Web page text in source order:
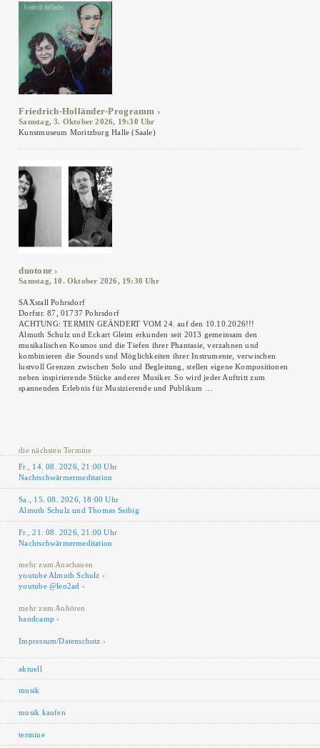
Friedrich-Holländer-Programm
Samstag, 3. Oktober 2026, 19:30 Uhr
Kunstmuseum Moritzburg Halle (Saale)
duotone
Samstag, 10. Oktober 2026, 19:30 Uhr
SAXstall Pohrsdorf
Dorfstr. 87, 01737 Pohrsdorf
ACHTUNG: TERMIN GEÄNDERT VOM 24. auf den 10.10.2026!!!
Almuth Schulz und Eckart Gleim erkunden seit 2013 gemeinsam den
musikalischen Kosmos und die Tiefen ihrer Phantasie, verzahnen und
kombinieren die Sounds und Möglichkeiten ihrer Instrumente, verwischen
lustvoll Grenzen zwischen Solo und Begleitung, stellen eigene Kompositionen
neben inspirierende Stücke anderer Musiker. So wird jeder Auftritt zum
spannenden Erlebnis für Musizierende und Publikum …
die nächsten Termine
Fr., 14. 08. 2026, 21:00 Uhr
Nachtschwärmermeditation
Sa., 15. 08. 2026, 18:00 Uhr
Almuth Schulz und Thomas Seibig
Fr., 21. 08. 2026, 21:00 Uhr
Nachtschwärmermeditation
mehr zum Anschauen
youtube Almuth Schulz
youtube @leo2ad
mehr zum Anhören
bandcamp
Impressum/Datenschutz
aktuell
musik
musik kaufen
termine